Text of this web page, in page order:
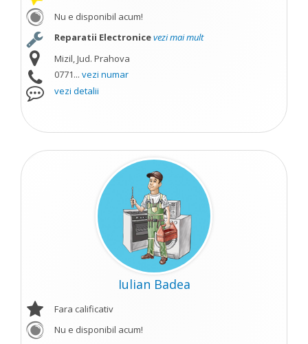
Nu e disponibil acum!
Reparatii Electronicevezi mai mult
Mizil, Jud. Prahova
0771... vezi numar
vezi detalii
Iulian Badea
Fara calificativ
Nu e disponibil acum!